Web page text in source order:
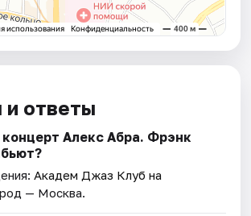
ответы
концерт Алекс Абра. Фрэнк
Академ Джаз Клуб на
— Москва.